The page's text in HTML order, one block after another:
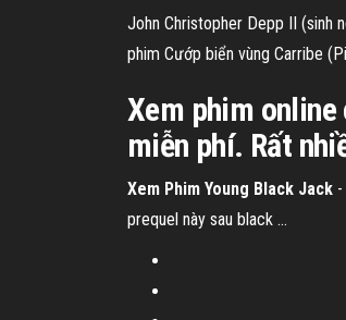
John Christopher Depp II (sinh
phim Cướp biển vùng Carribe
Xem phim
miễn phí. Rất
Xem Phim Young Black Jack
prequel này sau black ...